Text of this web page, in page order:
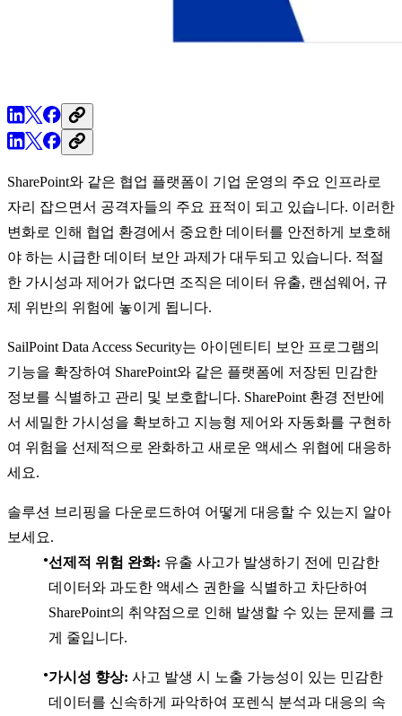
SharePoint와 같은 협업 플랫폼이 기업 운영의 주요 인프라로
자리 잡으면서 공격자들의 주요 표적이 되고 있습니다. 이러한
변화로 인해 협업 환경에서 중요한 데이터를 안전하게 보호해
야 하는 시급한 데이터 보안 과제가 대두되고 있습니다. 적절
한 가시성과 제어가 없다면 조직은 데이터 유출, 랜섬웨어, 규
제 위반의 위험에 놓이게 됩니다.
SailPoint Data Access Security는 아이덴티티 보안 프로그램의
기능을 확장하여 SharePoint와 같은 플랫폼에 저장된 민감한
정보를 식별하고 관리 및 보호합니다. SharePoint 환경 전반에
서 세밀한 가시성을 확보하고 지능형 제어와 자동화를 구현하
여 위험을 선제적으로 완화하고 새로운 액세스 위협에 대응하
세요.
솔루션 브리핑을 다운로드하여 어떻게 대응할 수 있는지 알아
보세요.
선제적 위험 완화: 유출 사고가 발생하기 전에 민감한
데이터와 과도한 액세스 권한을 식별하고 차단하여
SharePoint의 취약점으로 인해 발생할 수 있는 문제를 크
게 줄입니다.
가시성 향상: 사고 발생 시 노출 가능성이 있는 민감한
데이터를 신속하게 파악하여 포렌식 분석과 대응의 속